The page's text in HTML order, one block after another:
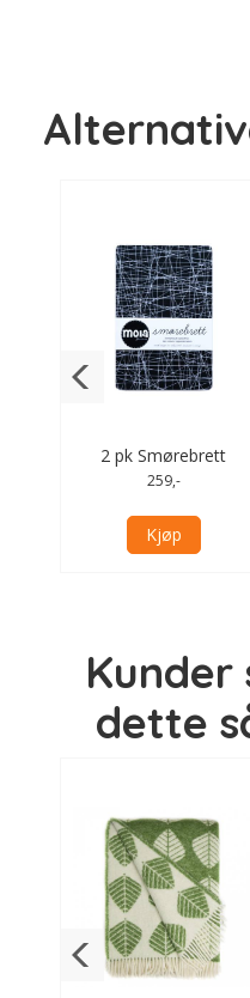
2 pk Smørebrett
STREKER - sort
259,-
Kjøp
Kunder
dette